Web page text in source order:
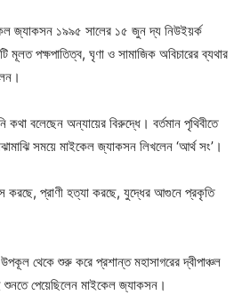
জ্যাকসন ১৯৯৫ সালের ১৫ জুন দ্য নিউইয়র্ক
মূলত পক্ষপাতিত্ব, ঘৃণা ও সামাজিক অবিচারের ব্যথার
বলেছেন অন্যায়ের বিরুদ্ধে। বর্তমান পৃথিবীতে
সময়ে মাইকেল জ্যাকসন লিখলেন ‘আর্থ সং’।
করছে, প্রাণী হত্যা করছে, যুদ্ধের আগুনে প্রকৃতি
থেকে শুরু করে প্রশান্ত মহাসাগরের দ্বীপাঞ্চল
শুনতে পেয়েছিলেন মাইকেল জ্যাকসন।